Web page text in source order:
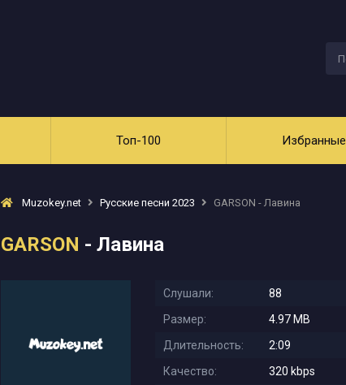
Топ-100 Избранные
Muzokey.net Русские песни 2023 GARSON - Лавина
GARSON - Лавина
Слушали:
88
Размер:
4.97 MB
Длительность:
2:09
Качество:
320 kbps